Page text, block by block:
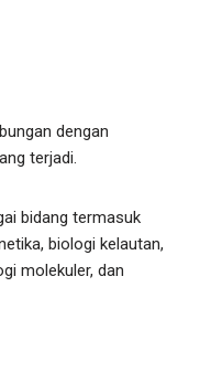
dengan
terjadi.
bidang termasuk
biologi kelautan,
molekuler, dan